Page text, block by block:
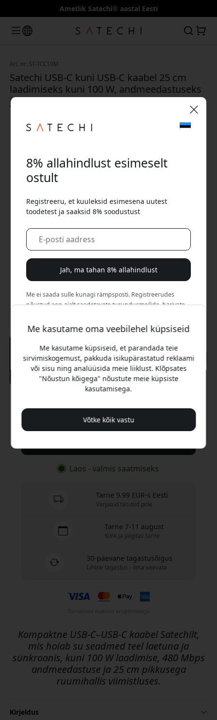
Ametlik Satechi® aastal Eesti
Art. nr: ST-TCC10M
Satechi USB-C kuni USB-C kaabel 25 cm
laadimiseks kuni 100 W, andmeedastuseks
ja liikvel olles kasutamiseks - Kosmosehall
12.99 EUR
Laos - valmis saatmiseks
Tarne 9.99 EUR-s Eesti
Varjatud tasusid pole
Tarne 7-11 august
Kiire ja jälgitav tarne
30-päevane tagastusõigus
Lihtne tagastus - ilma vaevata
Kompaktne USB-C–USB-C kaabel Satechilt,
mis hoiab su seadmed teel laetuna ja
sünkroonis, kuni 100 W laadimise, 480 Mbps
andmeedastuse ja 25 cm pikkusega
ruumihallis viimistluses.
Kirjeldus
Me kasutame oma veebilehel küpsiseid
Me kasutame küpsiseid, et parandada teie
sirvimiskogemust, pakkuda isikupärastatud reklaami
või sisu ning analüüsida meie liiklust. Klõpsates
"Nõustun kõigega" nõustute meie küpsiste
kasutamisega.
Võtke kõik vastu
8% allahindlust esimeselt
ostult
Registreeru, et kuuleksid esimesena uutest
toodetest ja saaksid 8% soodustust
Jah, ma tahan 8% allahindlust
Me ei saada sulle kunagi rämpsposti. Registreerudes
nõustud aeg-ajalt saadetavate turundusmeilide, harivate
🎉 Sinu sooduskood:
Kasuta seda koodi kassas, et saada 8%
allahindlust.